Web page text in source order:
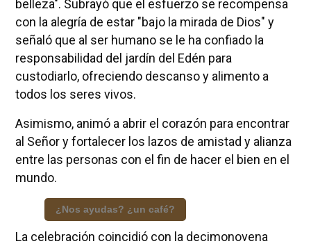
belleza". Subrayó que el esfuerzo se recompensa
con la alegría de estar "bajo la mirada de Dios" y
señaló que al ser humano se le ha confiado la
responsabilidad del jardín del Edén para
custodiarlo, ofreciendo descanso y alimento a
todos los seres vivos.
Asimismo, animó a abrir el corazón para encontrar
al Señor y fortalecer los lazos de amistad y alianza
entre las personas con el fin de hacer el bien en el
mundo.
¿Nos ayudas? ¿un café?
La celebración coincidió con la decimonovena